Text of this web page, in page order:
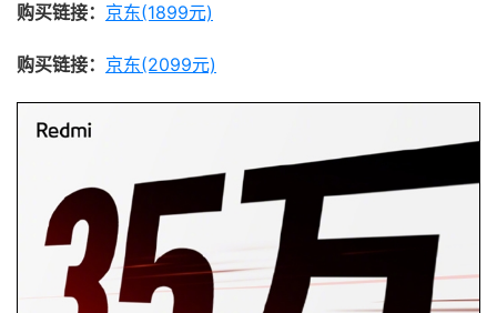
购买链接： 京东(1899元)
购买链接： 京东(2099元)